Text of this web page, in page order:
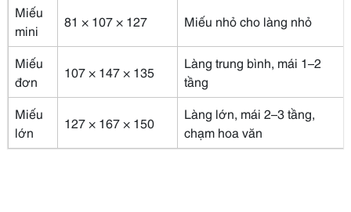
Miếu
mini
81 × 107 × 127 Miếu nhỏ cho làng nhỏ
Miếu
đơn
107 × 147 × 135
Làng trung bình, mái 1–2
tầng
Miếu
lớn
127 × 167 × 150
Làng lớn, mái 2–3 tầng,
chạm hoa văn